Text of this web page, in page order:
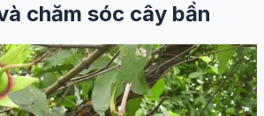
chăm sóc cây bần